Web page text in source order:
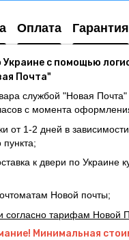
Оплата Гарантия
Украине с помощью
Почта"
службой "Новая Почта"
с момента
от 1-2 дней в
пункта;
к двери по Украине
Новой почты;
согласно тарифам Новой
Минимальная